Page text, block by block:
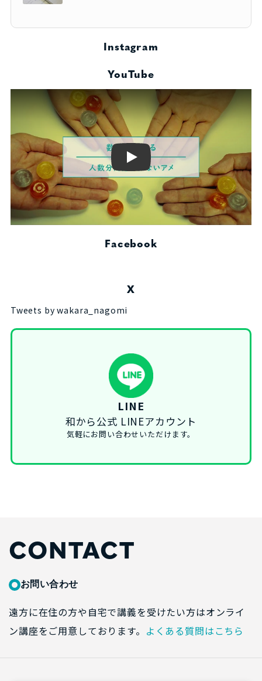
Instagram
YouTube
Play
Facebook
X
Tweets by wakara_nagomi
LINE
和から公式 LINEアカウント
気軽にお問い合わせいただけます。
CONTACT
お問い合わせ
遠方に在住の方や自宅で講義を受けたい方はオンライ
ン講座をご用意しております。 よくある質問はこちら